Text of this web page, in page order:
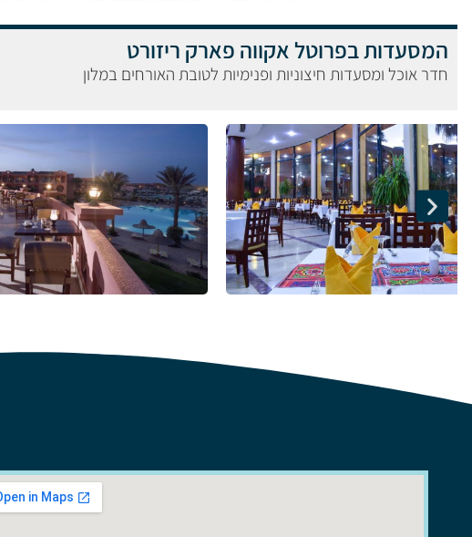
המסעדות בפרוטל אקווה פארק ריזורט
חדר אוכל ומסעדות חיצוניות ופנימיות לטובת האורחים במלון